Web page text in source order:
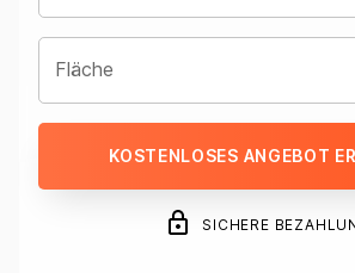
Fläche
KOSTENLOSES ANGEBOT
SICHERE